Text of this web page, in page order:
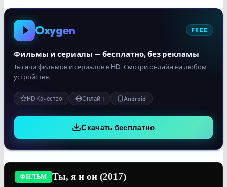
Oxygen FREE
Фильмы и сериалы — бесплатно, без рекламы
Тысячи фильмов и сериалов в HD. Смотри онлайн на любом
устройстве.
HD Качество Онлайн Android
Скачать бесплатно
ФИЛЬМ Ты, я и он (2017)